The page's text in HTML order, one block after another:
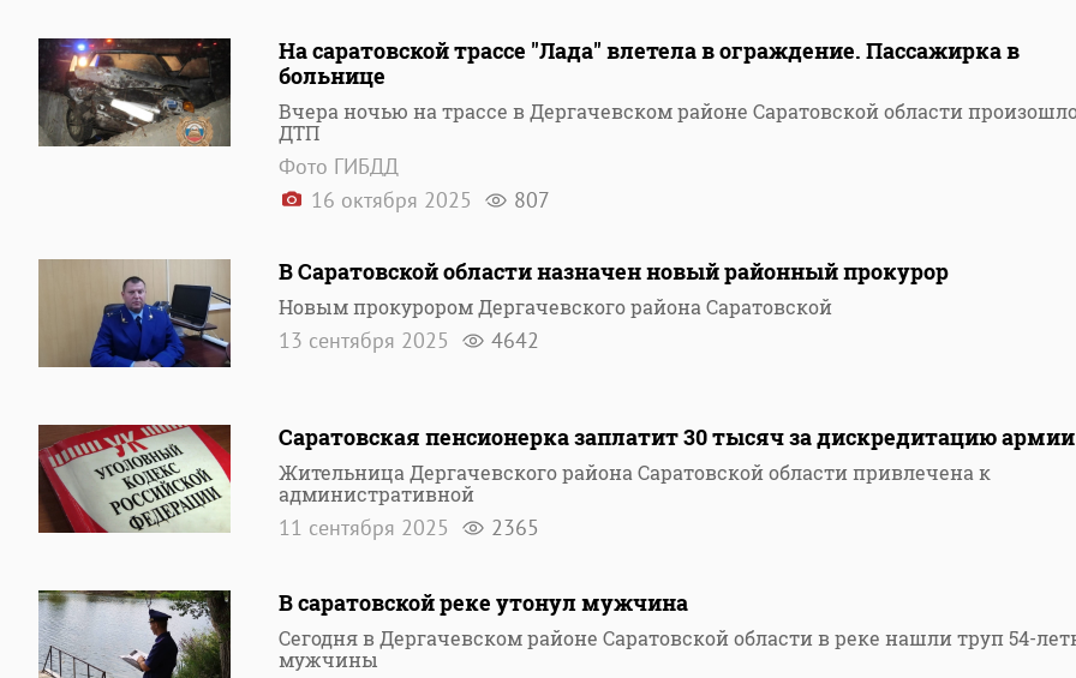
На саратовской трассе "Лада" влетела в ограждение. Пассажирка в
больнице
Вчера ночью на трассе в Дергачевском районе Саратовской области
ДТП
Фото ГИБДД
16 октября 2025
807
В Саратовской области назначен новый районный прокурор
Новым прокурором Дергачевского района Саратовской
13 сентября 2025 4642
Саратовская пенсионерка заплатит 30 тысяч за дискредитацию
Жительница Дергачевского района Саратовской области привлечена к
административной
11 сентября 2025 2365
В саратовской реке утонул мужчина
Сегодня в Дергачевском районе Саратовской области в реке нашли труп 54-
мужчины